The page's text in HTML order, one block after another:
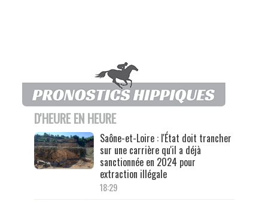
D'HEURE EN HEURE
Saône-et-Loire : l'État doit trancher
sur une carrière qu'il a déjà
sanctionnée en 2024 pour
extraction illégale
18:29